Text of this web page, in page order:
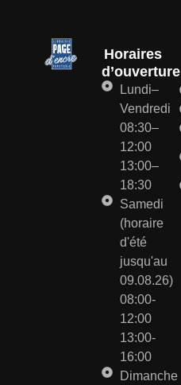
Horaires
d’ouverture
Lundi–
Vendredi
08:30–
12:00
13:00–
18:30
Samedi
(horaire
d'été
jusqu'au
09.08.26)
08:00-
12:00
13:00-
16:00
Dimanche